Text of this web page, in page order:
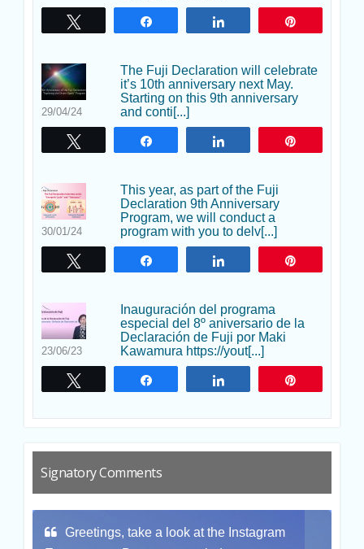
Compartir Compartir
29/04/24
The Fuji Declaration will celebrate
it’s 10th anniversary next May.
Starting on this 9th anniversary
and conti[...]
Compartir Compartir
30/01/24
This year, as part of the Fuji
Declaration 9th Anniversary
Program, we will conduct a
program with you to delv[...]
Compartir Compartir
23/06/23
Inauguración del programa
especial del 8º aniversario de la
Declaración de Fuji por Maki
Kawamura https://yout[...]
Compartir Compartir
Signatory Comments
the Instagram
Thank you for this gift